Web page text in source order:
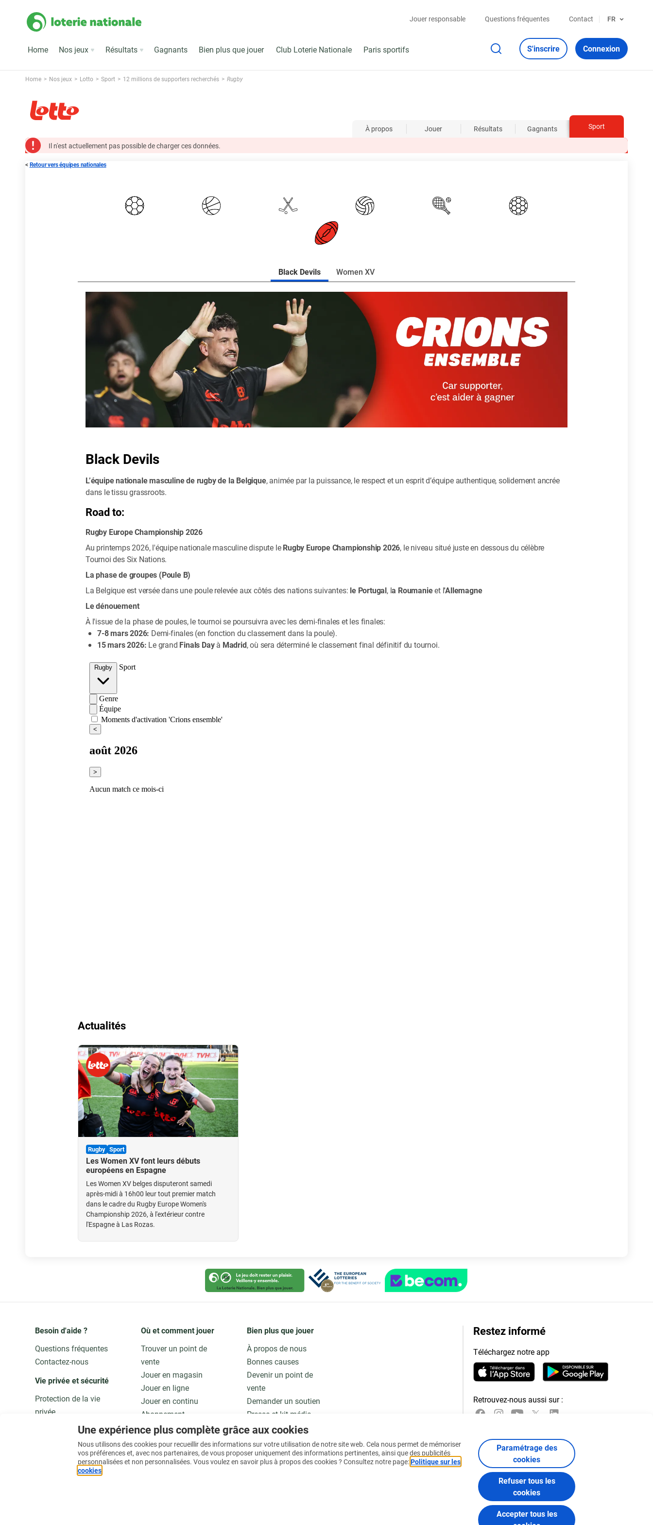
Jouer responsable Questions fréquentes Contact FR
Home Nos jeux Résultats Gagnants Bien plus que jouer Club Loterie Nationale Paris sportifs S'inscrire Connexion
Home Nos jeux Lotto Sport 12 millions de supporters recherchés Rugby
À propos Jouer Résultats Gagnants Sport
Il n'est actuellement pas possible de charger ces données.
< Retour vers équipes nationales
Black Devils Women XV
Black Devils
L’équipe nationale masculine de rugby de la Belgique, animée par la puissance, le respect et un esprit d’équipe authentique, solidement ancrée
dans le tissu grassroots.
Road to:
Rugby Europe Championship 2026
Au printemps 2026, l'équipe nationale masculine dispute leRugby Europe Championship 2026, le niveau situé juste en dessous du célèbre
Tournoi des Six Nations.
La phase de groupes (Poule B)
La Belgique est versée dans une poule relevée aux côtés des nations suivantes: le Portugal, la Roumanieet l'Allemagne
Le dénouement
À l'issue de la phase de poules, le tournoi se poursuivra avec les demi-finales et les finales:
7-8 mars 2026: Demi-finales (en fonction du classement dans la poule).
15 mars 2026: Le grand Finals Dayà Madrid, où sera déterminé le classement final définitif du tournoi.
Actualités
Rugby Sport
Les Women XV font leurs débuts
européens en Espagne
Les Women XV belges disputeront samedi
après-midi à 16h00 leur tout premier match
dans le cadre du Rugby Europe Women's
Championship 2026, à l'extérieur contre
l'Espagne à Las Rozas.
Une expérience plus complète grâce aux cookies
Nous utilisons des cookies pour recueillir des informations sur votre utilisation de notre site web. Cela nous permet de mémoriser
vos préférences et, avec nos partenaires, de vous proposer uniquement des informations pertinentes, ainsi que des publicités
personnalisées et non personnalisées. Vous voulez en savoir plus à propos des cookies ? Consultez notre page:Politique sur les
cookies
Paramétrage des
cookies
Refuser tous les
cookies
Accepter tous les
Besoin d'aide ?
Questions fréquentes
Contactez-nous
Vie privée et sécurité
Protection de la vie
privée
Adaptez vos données
Où et comment jouer
Trouver un point de
vente
Jouer en magasin
Jouer en ligne
Jouer en continu
Abonnement
Application
Jouer responsable
En savoir plus
Bien plus que jouer
À propos de nous
Bonnes causes
Devenir un point de
vente
Demander un soutien
Presse et kit média
Notre modèle
En savoir plus
Restez informé
Téléchargez notre app
Retrouvez-nous aussi sur :